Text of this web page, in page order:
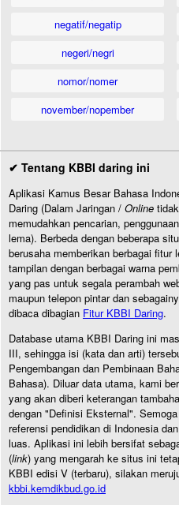
negatif/negatip
negeri/negri
nomor/nomer
november/nopember
✔ Tentang KBBI daring ini
Aplikasi Kamus Besar Bahasa
Daring (Dalam Jaringan / Online
memudahkan pencarian,
lema). Berbeda dengan beberapa
berusaha memberikan berbagai
tampilan dengan berbagai warna
yang pas untuk segala perambah
maupun telepon pintar dan
dibaca dibagian Fitur KBBI Daring.
Database utama KBBI Daring ini
III, sehingga isi (kata dan arti)
Pengembangan dan Pembinaan
Bahasa). Diluar data utama, kami
yang akan diberi keterangan
dengan "Definisi Eksternal".
referensi pendidikan di Indonesia
luas. Aplikasi ini lebih bersifat
(link) yang mengarah ke situs ini
KBBI edisi V (terbaru), silakan
kbbi.kemdikbud.go.id